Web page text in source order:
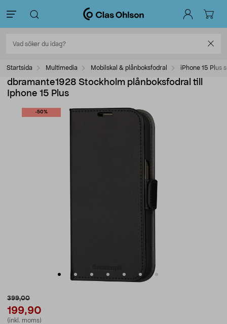
Startsida Multimedia Mobilskal & plånboksfodral iPhone 15 Plus
dbramante1928 Stockholm plånboksfodral till
Iphone 15 Plus
-50%
399,00
199,90
(inkl. moms)